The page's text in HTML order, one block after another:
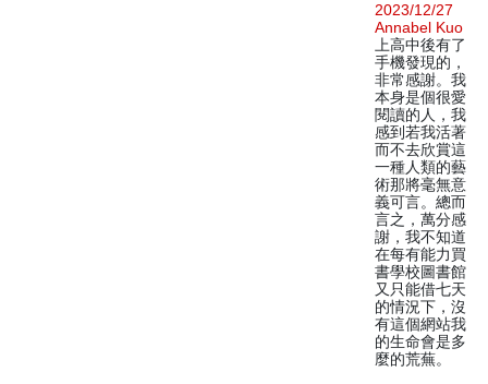
2023/12/27
Annabel Kuo
上高中後有了
手機發現的，
非常感謝。我
本身是個很愛
閱讀的人，我
感到若我活著
而不去欣賞這
一種人類的藝
術那將毫無意
義可言。總而
言之，萬分感
謝，我不知道
在每有能力買
書學校圖書館
又只能借七天
的情況下，沒
有這個網站我
的生命會是多
麼的荒蕪。